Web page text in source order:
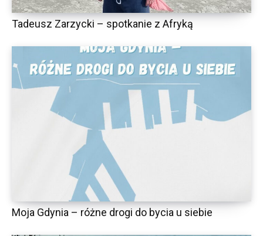
Tadeusz Zarzycki – spotkanie z Afryką
Moja Gdynia – różne drogi do bycia u siebie